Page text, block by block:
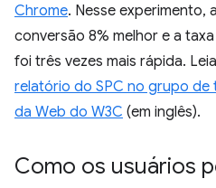
Chrome. Nesse experimento,
conversão 8% melhor e a
foi três vezes mais rápida.
relatório do SPC no grupo
da Web do W3C (em inglês).
Como os usuários